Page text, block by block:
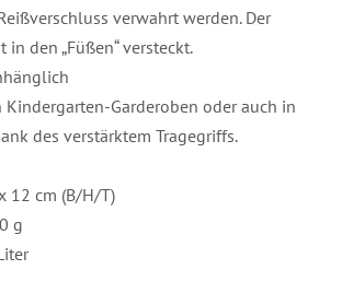
verwahrt werden. Der
in den „Füßen“ versteckt.
Kindergarten-Garderoben oder auch in
des verstärktem Tragegriffs.
12 cm (B/H/T)
g